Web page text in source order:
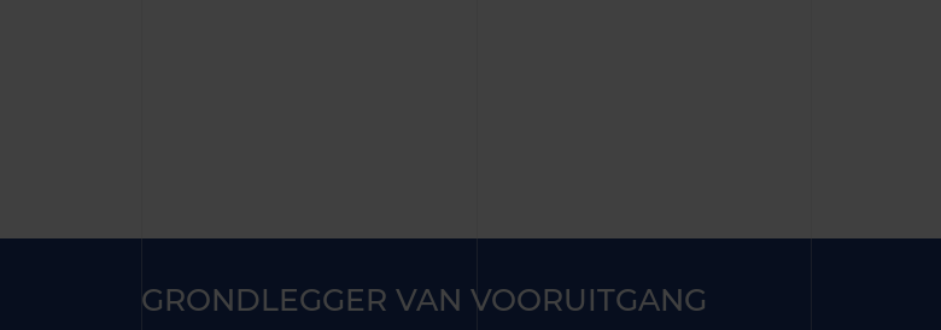
GRONDLEGGER VAN VOORUITGANG